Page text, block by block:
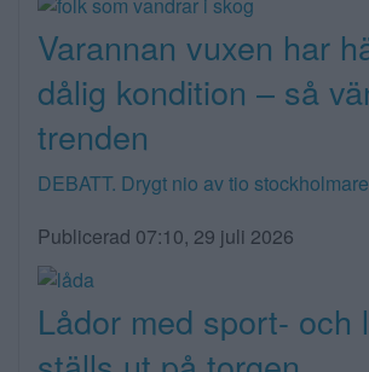
Varannan vuxen har
dålig kondition – så
trenden
DEBATT. Drygt nio av tio
Publicerad 07:10, 29 juli 2026
Lådor med sport- och